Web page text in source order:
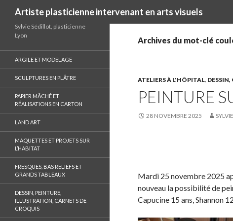
Artiste plasticienne intervenant en arts visuels
Archives du mot-clé
ATELIERS À L'HÔPITAL,
PEINTURE
28 NOVEMBRE 2025
a
r
e
Mardi 25 novembre 2025
nouveau la possibilité de
Capucine 15 ans, Shannon
Sylvie Sédillot, plasticienne
Lyon
ARGILE ET MODELAGE
SCULPTURES EN PLÂTRE
PAPIER MÂCHÉ ET
RÉALISATIONS EN CARTON
LAND ART
MAQUETTES ET PROJETS SUR
L’HABITAT
FRESQUES, BAS RELIEFS ET
GRANDS TABLEAUX
DESSIN, PEINTURE,
ILLUSTRATION, CARNETS DE
CROQUIS